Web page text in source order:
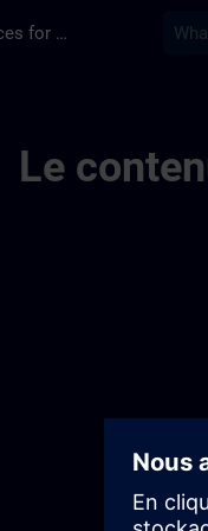
Training Services for Digital Industries
Le